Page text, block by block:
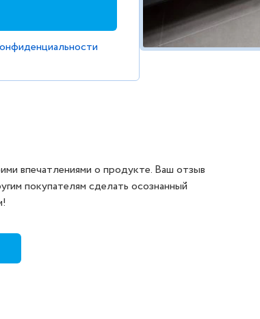
впечатлениями о продукте. Ваш отзыв
покупателям сделать осознанный